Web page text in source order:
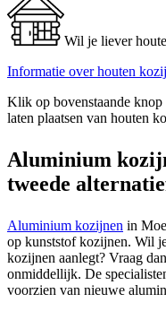
Wil je liever
Informatie over houten
Klik op bovenstaande
laten plaatsen van houten
Aluminium
tweede
Aluminium kozijnen in
op kunststof kozijnen. Wil
kozijnen aanlegt? Vraag
onmiddellijk. De
voorzien van nieuwe